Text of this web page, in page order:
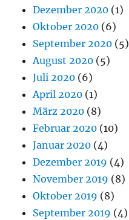
Dezember 2020 (1)
Oktober 2020 (6)
September 2020 (5)
August 2020 (5)
Juli 2020 (6)
April 2020 (1)
März 2020 (8)
Februar 2020 (10)
Januar 2020 (4)
Dezember 2019 (4)
November 2019 (8)
Oktober 2019 (8)
September 2019 (4)